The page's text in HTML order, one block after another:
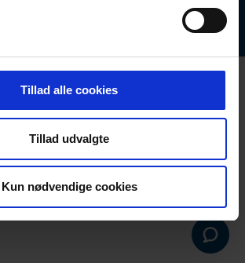
Tillad alle cookies
Tillad udvalgte
Kun nødvendige cookies
Email: info@ep.dk, CVR: 16731803